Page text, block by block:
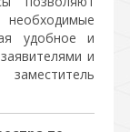
удобное и
и